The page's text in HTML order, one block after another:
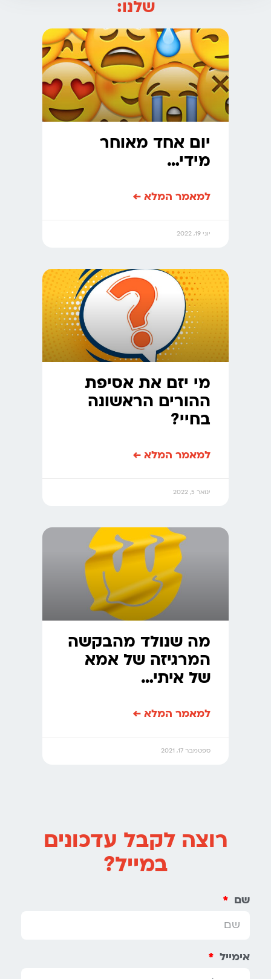
שלנו:
יום אחד מאוחר
מידי…
למאמר המלא ←
יוני 19, 2022
מי יזם את אסיפת
ההורים הראשונה
בחיי?
למאמר המלא ←
ינואר 5, 2022
מה שנולד מהבקשה
המרגיזה של אמא
של איתי…
למאמר המלא ←
ספטמבר 17, 2021
רוצה לקבל עדכונים
במייל?
שם
אימייל